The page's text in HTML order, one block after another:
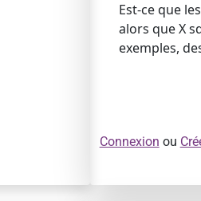
Est-ce que
alors que X
exemples,
Connexion ou